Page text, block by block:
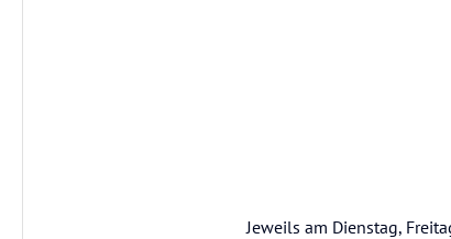
Jeweils am Dienstag,